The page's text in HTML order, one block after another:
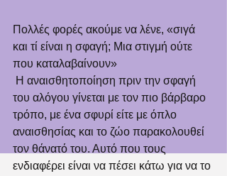
Πολλές φορές ακούμε να λένε, «σιγά
και τί είναι η σφαγή; Μια στιγμή ούτε
που καταλαβαίνουν»
του αλόγου γίνεται με τον πιο βάρβαρο
τρόπο, με ένα σφυρί είτε με όπλο
αναισθησίας και το ζώο παρακολουθεί
τον θάνατό του. Αυτό που τους
ενδιαφέρει είναι να πέσει κάτω για να το